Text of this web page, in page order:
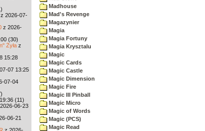
z 2026-07-
z 2026-
(30)
Żyła z
15:28
07 13:25
07-04
(11)
06-23
06-21
Madhouse
Mad's Revenge
Magazynier
Magia
Magia Fortuny
Magia Krysztalu
Magic
Magic Cards
Magic Castle
Magic Dimension
Magic Fire
Magic III Pinball
Magic Micro
Magic of Words
Magic (PCS)
Magic Read